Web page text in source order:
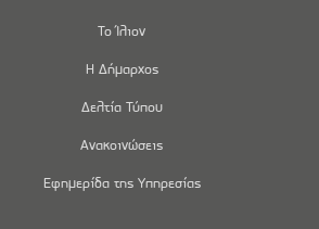
Το Ίλιον
Η Δήμαρχος
Δελτία Τύπου
Ανακοινώσεις
Εφημερίδα της Υπηρεσίας